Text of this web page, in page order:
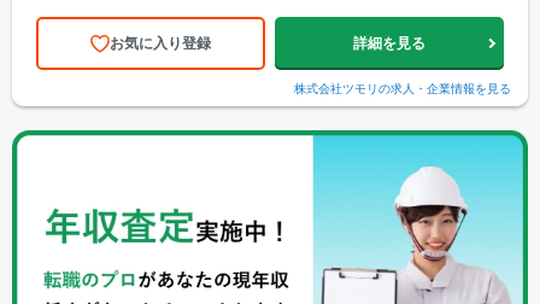
お気に入り登録 詳細を見る
株式会社ツモリの求人・企業情報を見る